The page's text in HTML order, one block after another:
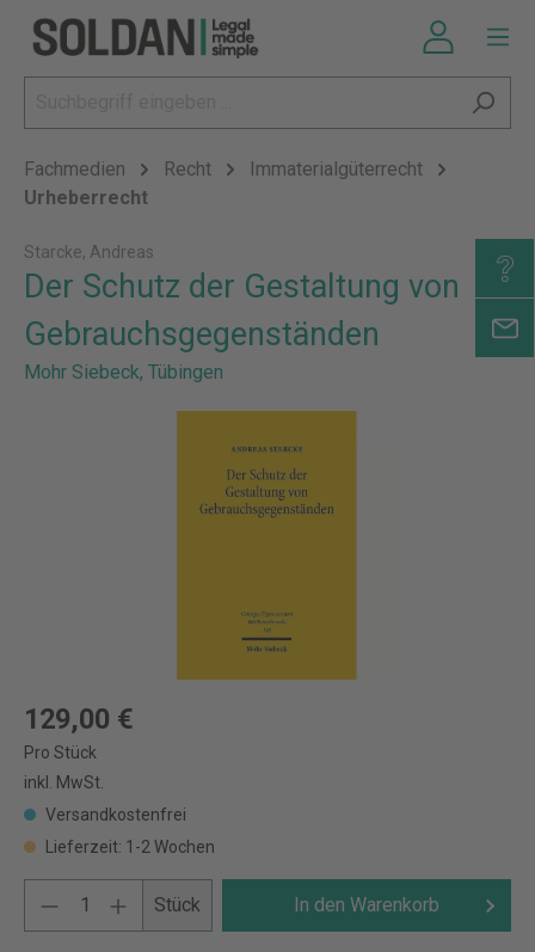
Fachmedien Recht
Immaterialgüterrecht
Urheberrecht
Starcke, Andreas
Der Schutz der Gestaltung von
Gebrauchsgegenständen
Mohr Siebeck, Tübingen
129,00 €
Pro Stück
inkl. MwSt.
Versandkostenfrei
Lieferzeit: 1-2 Wochen
Stück In den Warenkorb